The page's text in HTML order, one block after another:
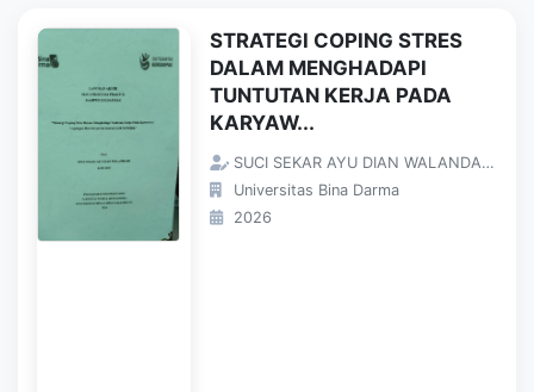
STRATEGI COPING STRES
DALAM MENGHADAPI
TUNTUTAN KERJA PADA
KARYAW...
SUCI SEKAR AYU DIAN WALANDARI;
Universitas Bina Darma
2026